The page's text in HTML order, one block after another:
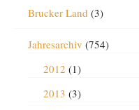
Brucker Land (3)
Jahresarchiv (754)
2012 (1)
2013 (3)